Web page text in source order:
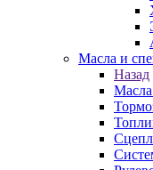
Масла и
Назад